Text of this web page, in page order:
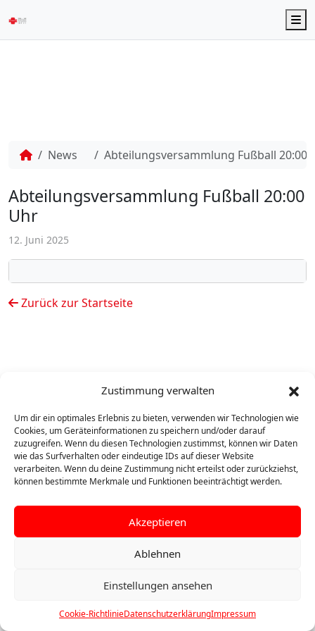
Zustimmung verwalten
Um dir ein optimales Erlebnis zu bieten, verwenden wir Technologien wie
Cookies, um Geräteinformationen zu speichern und/oder darauf
zuzugreifen. Wenn du diesen Technologien zustimmst, können wir Daten
wie das Surfverhalten oder eindeutige IDs auf dieser Website
verarbeiten. Wenn du deine Zustimmung nicht erteilst oder zurückziehst,
können bestimmte Merkmale und Funktionen beeinträchtigt werden.
Akzeptieren
Ablehnen
Einstellungen ansehen
Cookie-RichtlinieDatenschutzerklärungImpressum
News Abteilungsversammlung Fußball 20:00
Abteilungsversammlung Fußball 20:00
Uhr
12. Juni 2025
Zurück zur Startseite
Impressum|Datenschutz|Cookie-Richtlinie